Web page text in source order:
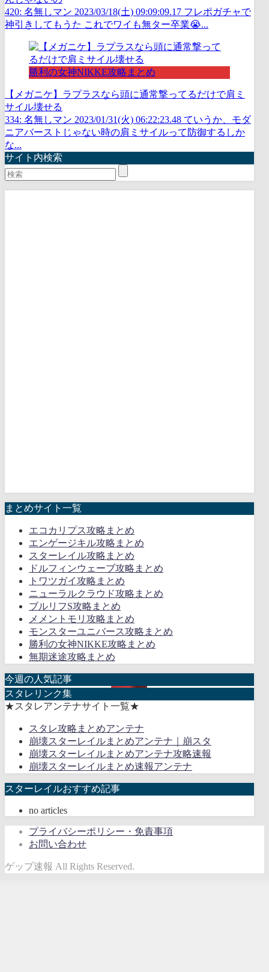
420: 名無しマン 2023/03/18(土) 09:09:09.17 フレポガチャで
神引きしてもうた これでワイも無ター卒業😭...
勝利の女神NIKKE攻略まとめ
【メガニケ】ラプラスなら頭に通常撃ってるだけで肩ミ
サイル壊せる
334: 名無しマン 2023/01/31(火) 06:22:23.48 ていうか、モダ
ニアバーストじゃない時の肩ミサイルって防御するしか
な...
サイト内検索
まとめサイト一覧
エコカリプス攻略まとめ
エンゲージキル攻略まとめ
スターレイル攻略まとめ
ドルフィンウェーブ攻略まとめ
トワツガイ攻略まとめ
ニューラルクラウド攻略まとめ
ブルリフS攻略まとめ
メメントモリ攻略まとめ
モンスターユニバース攻略まとめ
勝利の女神NIKKE攻略まとめ
無期迷途攻略まとめ
今週の人気記事
スタレリンク集
★スタレアンテナサイト一覧★
スタレ攻略まとめアンテナ
崩壊スターレイルまとめアンテナ｜崩スタ
崩壊スターレイルまとめアンテナ攻略速報
崩壊スターレイルまとめ速報アンテナ
スターレイルおすすめ記事
no articles
プライバシーポリシー・免責事項
お問い合わせ
ゲップ速報 All Rights Reserved.